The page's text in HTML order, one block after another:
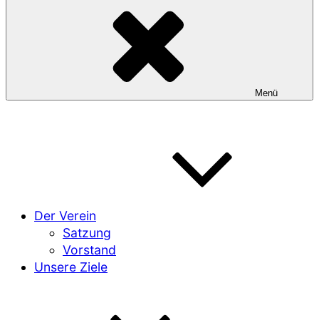
Menü
Der Verein
Satzung
Vorstand
Unsere Ziele